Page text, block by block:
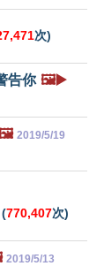
次)
告你 🖼️▶️
2019/5/19
(770,407次)
2019/5/13